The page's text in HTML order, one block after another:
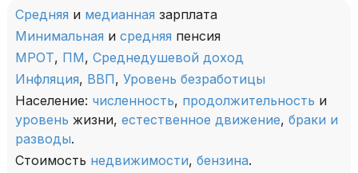
Средняя и медианная зарплата
Минимальная и средняя пенсия
МРОТ, ПМ, Среднедушевой доход
Инфляция, ВВП, Уровень безработицы
Население: численность, продолжительность и
уровень жизни, естественное движение, браки и
разводы.
Стоимость недвижимости, бензина.